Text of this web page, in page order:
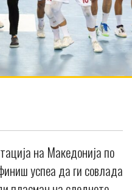
на Македонија по
успеа да ги совлада